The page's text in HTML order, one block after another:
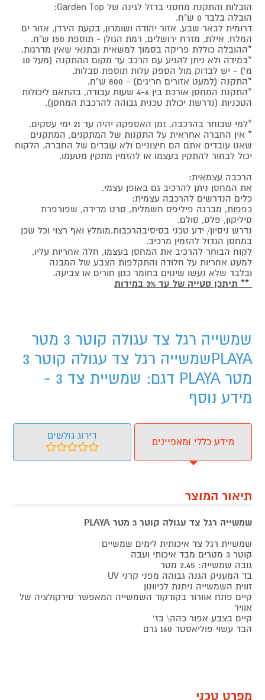
הובלות והתקנת מחסני ברזל לגינה של Garden Top:
הובלה בלבד 0 ש"ח.
דרומית לבאר שבע, אזור יהודה ושומרון, בקעת הירדן, אזור ים
המלח, אילת, מזרח ירושלים, רמת הגולן - תוספת 150 ש"ח.
*ההובלה כוללת פריקה בסמוך למשאית ובתנאי שאין מדרגות.
*במידה ולא ניתן להגיע עם הרכב עד מקום ההתקנה (מעל 10
מ') - יש לבדוק מול הספק עלות תוספת סבלות.
*התקנה (למעט אזורים חריגים) - 800 ש"ח.
*התקנת המחסן אורכת בין 4-6 שעות עבודה, בהתאם ליכולות
הטכניות (נדרשת יכולת טכנית גבוהה להרכבת המחסן).
*למי שבוחר בהרכבה, זמן האספקה יהיה עד 21 ימי עסקים.
* אין החברה אחראית על התקנות של המתקנים, המתקנים
שאנו עובדים אתם הם חיצוניים ולא עובדים של החברה. הלקוח
יכול לבחור להתקין בעצמו או להזמין מתקין מטעמו.
הרכבה עצמאית:
את המחסן ניתן להרכיב גם באופן עצמי.
כלים הנדרשים להרכבה עצמית:
כפפות, מברגה פיליפס חשמלית, סרט מדידה, שפורפרת
סיליקון, פלס, סולם.
נדרש ניסיון/ ידע טכני בסיסיבהרכבות.מומלץ ואף רצוי וכל שכן
במחסן הגדול להזמין מרכיב.
לקוח הבוחר להרכיב את המחסן בעצמו, חלה אחריות עליו,
למעט אחריות על חלודה והתקלפות הצבע של המבנה
ובלבד שלא נעשו שינוים בחומר כגון חורים או צביעה.
** תיתכן סטייה של עד 3% במידות
שמשייה רגל צד עגולה קוטר 3 מטר
PLAYAשמשייה רגל צד עגולה קוטר 3
מטר PLAYA דגם: שמשיית צד 3 -
מידע נוסף
מידע כללי ומאפיינים
דירוג גולשים
תיאור המוצר
שמשייה רגל צד עגולה קוטר 3 מטר PLAYA
שמשיית רגל צד איכותית לימים שמשיים
קוטר 3 מטרים מבד איכותי ועבה
גובה שמשייה: 2.45 מטר
בד המעניק הגנה גבוהה מפני קרני UV
זווית השמשייה ניתנת לכיוונון
קיים פתח אוורור בקודקוד השמשייה המאפשר סירקולציה של
אוויר
קיים בצבע אפור כהה\ בז'
הבד עשוי פוליאסטר 160 גרם
מפרט טכני